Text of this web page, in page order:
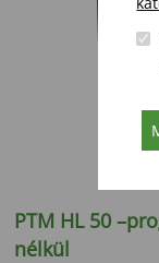
PTM HL 50
nélkül